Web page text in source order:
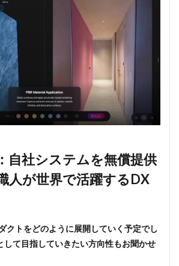
自社システムを無償提供
人が世界で活躍するDX
クトをどのように展開していく予定でし
して目指していきたい方向性もお聞かせ